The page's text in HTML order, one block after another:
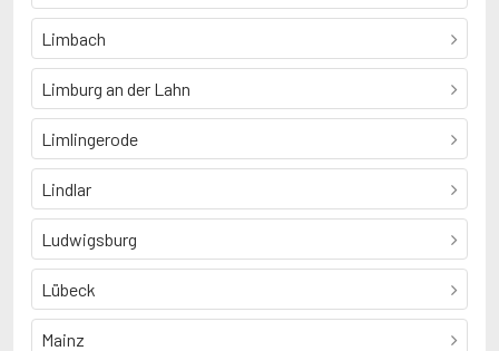
Limbach
Limburg an der Lahn
Limlingerode
Lindlar
Ludwigsburg
Lübeck
Mainz